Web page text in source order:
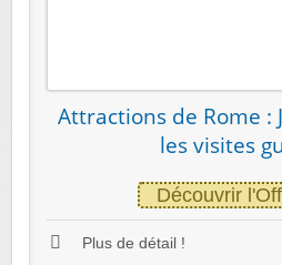
Attractions de Rome :
les visites
Découvrir
Plus de détail !